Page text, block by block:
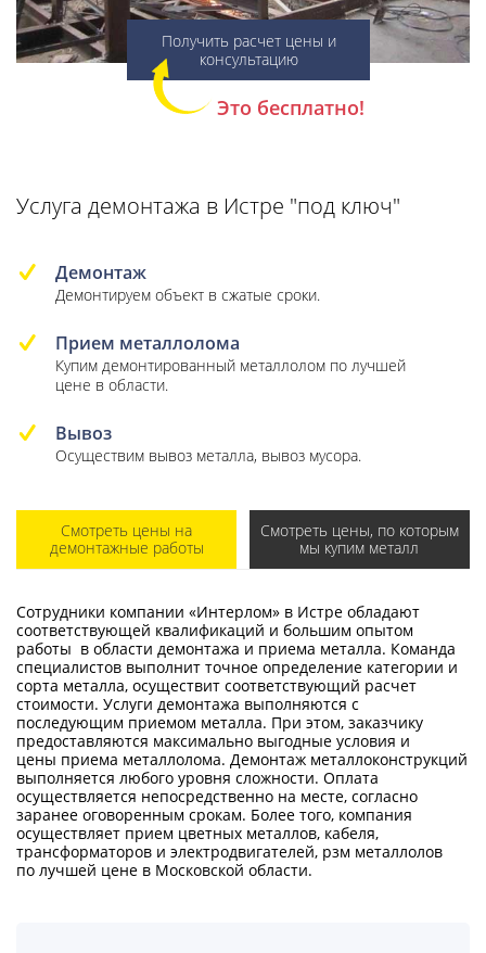
Получить расчет цены и
консультацию
Это бесплатно!
Услуга демонтажа в Истре "под ключ"
Демонтаж
Демонтируем объект в сжатые сроки.
Прием металлолома
Купим демонтированный металлолом по лучшей
цене в области.
Вывоз
Осуществим вывоз металла, вывоз мусора.
Смотреть цены на
демонтажные работы
Смотреть цены, по которым
мы купим металл
Сотрудники компании «Интерлом» в Истре обладают
соответствующей квалификаций и большим опытом
работы в области демонтажа и приема металла. Команда
специалистов выполнит точное определение категории и
сорта металла, осуществит соответствующий расчет
стоимости. Услуги демонтажа выполняются с
последующим приемом металла. При этом, заказчику
предоставляются максимально выгодные условия и
цены приема металлолома. Демонтаж металлоконструкций
выполняется любого уровня сложности. Оплата
осуществляется непосредственно на месте, согласно
заранее оговоренным срокам. Более того, компания
осуществляет прием цветных металлов, кабеля,
трансформаторов и электродвигателей, рзм металлолов
по лучшей цене в Московской области.